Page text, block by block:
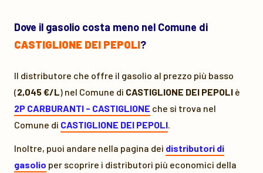
Dove il gasolio costa meno nel Comune di
CASTIGLIONE DEI PEPOLI?
Il distributore che offre il gasolio al prezzo più basso
(2,045 €/L) nel Comune di CASTIGLIONE DEI PEPOLI è
2P CARBURANTI - CASTIGLIONE che si trova nel
Comune di CASTIGLIONE DEI PEPOLI.
Inoltre, puoi andare nella pagina dei distributori di
gasolio per scoprire i distributori più economici della